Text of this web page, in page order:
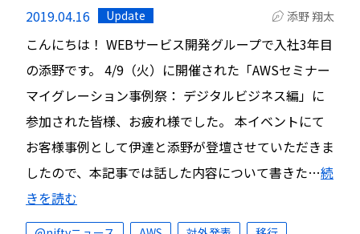
2019.04.16 Update 添野 翔太
こんにちは！ WEBサービス開発グループで入社3年目
の添野です。 4/9（火）に開催された「AWSセミナー
マイグレーション事例祭： デジタルビジネス編」に
参加された皆様、お疲れ様でした。 本イベントにて
お客様事例として伊達と添野が登壇させていただきま
したので、本記事では話した内容について書きた…続
きを読む